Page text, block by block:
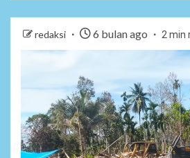
redaksi 6 bulan ago 2 min